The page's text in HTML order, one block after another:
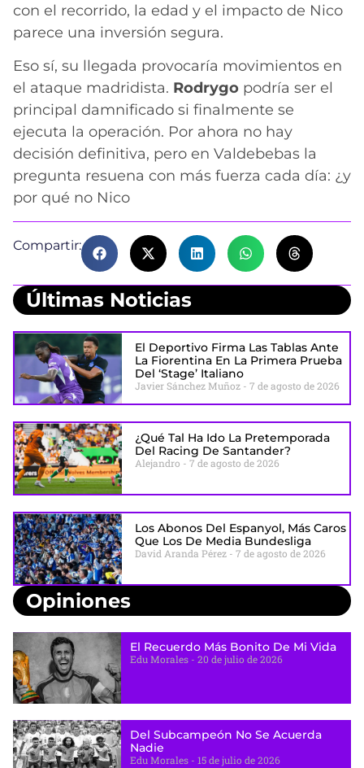
con el recorrido, la edad y el impacto de Nico
parece una inversión segura.
Eso sí, su llegada provocaría movimientos en
el ataque madridista. Rodrygo podría ser el
principal damnificado si finalmente se
ejecuta la operación. Por ahora no hay
decisión definitiva, pero en Valdebebas la
pregunta resuena con más fuerza cada día: ¿y
por qué no Nico
Compartir:
Últimas Noticias
El Deportivo Firma Las Tablas Ante
La Fiorentina En La Primera Prueba
Del ‘stage’ Italiano
Javier Sánchez Muñoz 7 de agosto de 2026
¿Qué Tal Ha Ido La Pretemporada
Del Racing De Santander?
Alejandro 7 de agosto de 2026
Los Abonos Del Espanyol, Más Caros
Que Los De Media Bundesliga
David Aranda Pérez 7 de agosto de 2026
Opiniones
El Recuerdo Más Bonito De Mi Vida
Edu Morales 20 de julio de 2026
Del Subcampeón No Se Acuerda
Nadie
Edu Morales 15 de julio de 2026